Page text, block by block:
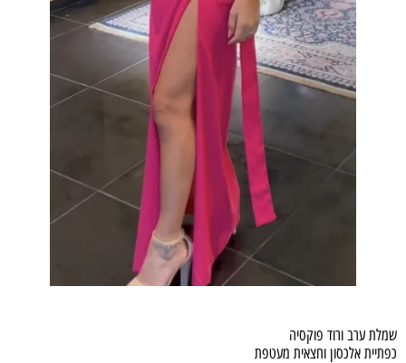
שמלת ערב ורוד פוקסיה
כפתיית אלכסון וחצאית מעטפת